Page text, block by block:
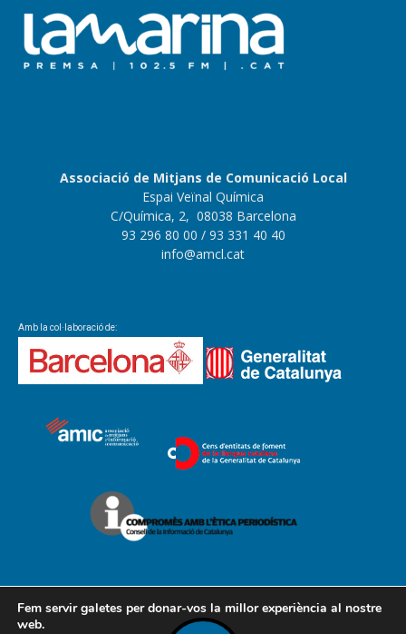
Associació de Mitjans de Comunicació Local
Espai Veïnal Química
C/Química, 2, 08038 Barcelona
93 296 80 00 / 93 331 40 40
info@amcl.cat
Amb la col·laboració de:
Fem servir galetes per donar-vos la millor experiència al nostre
web.